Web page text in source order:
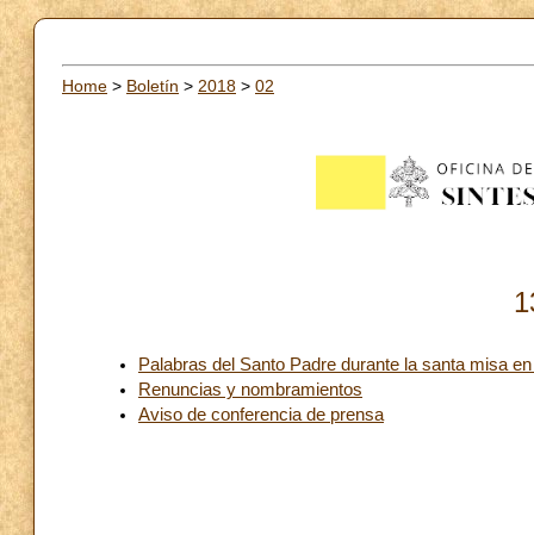
Home > Boletín > 2018 > 02
Palabras del Santo Padre durante la santa misa
Renuncias y nombramientos
Aviso de conferencia de prensa